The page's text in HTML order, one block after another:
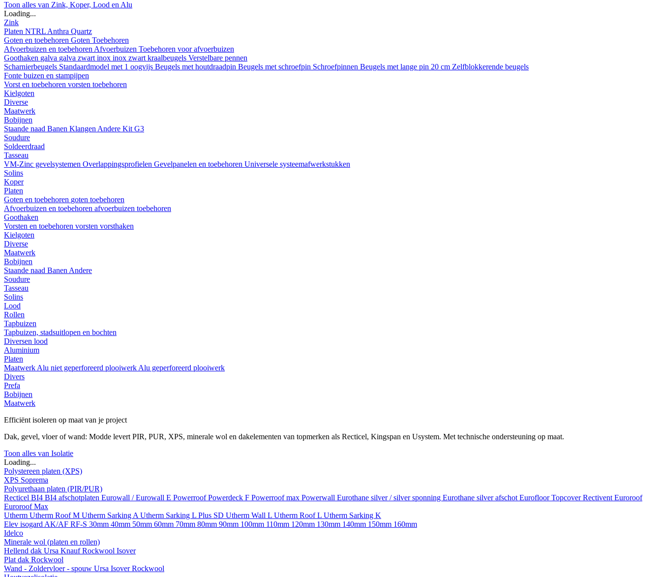
Toon alles van Zink, Koper, Lood en Alu
Loading...
Zink
Platen NTRL Anthra Quartz
Goten en toebehoren Goten Toebehoren
Afvoerbuizen en toebehoren Afvoerbuizen Toebehoren voor afvoerbuizen
Goothaken galva galva zwart inox inox zwart kraalbeugels Verstelbare pennen
Scharnierbeugels Standaardmodel met 1 oogvijs Beugels met houtdraadpin Beugels met schroefpin Schroefpinnen Beugels met lange pin 20 cm Zelfblokkerende beugels
Fonte buizen en stampijpen
Vorst en toebehoren vorsten toebehoren
Kielgoten
Diverse
Maatwerk
Bobijnen
Staande naad Banen Klangen Andere Kit G3
Soudure
Soldeerdraad
Tasseau
VM-Zinc gevelsystemen Overlappingsprofielen Gevelpanelen en toebehoren Universele systeemafwerkstukken
Solins
Koper
Platen
Goten en toebehoren goten toebehoren
Afvoerbuizen en toebehoren afvoerbuizen toebehoren
Goothaken
Vorsten en toebehoren vorsten vorsthaken
Kielgoten
Diverse
Maatwerk
Bobijnen
Staande naad Banen Andere
Soudure
Tasseau
Solins
Lood
Rollen
Tapbuizen
Tapbuizen, stadsuitlopen en bochten
Diversen lood
Aluminium
Platen
Maatwerk Alu niet geperforeerd plooiwerk Alu geperforeerd plooiwerk
Divers
Prefa
Bobijnen
Maatwerk
Efficiënt isoleren op maat van je project
Dak, gevel, vloer of wand: Modde levert PIR, PUR, XPS, minerale wol en dakelementen van topmerken als Recticel, Kingspan en Usystem. Met technische ondersteuning op maat.
Toon alles van Isolatie
Loading...
Polystereen platen (XPS)
XPS Soprema
Polyurethaan platen (PIR/PUR)
Recticel BI4 BI4 afschotplaten Eurowall / Eurowall E PowerroofPowerdeck F Powerroof max Powerwall Eurothane silver / silver sponning Eurothane silver afschot EurofloorTopcoverRectivent Euroroof
Euroroof Max
Utherm Utherm Roof M Utherm Sarking A Utherm Sarking L Plus SD Utherm Wall L Utherm Roof L Utherm Sarking K
Elev isogard AK/AF RF-S 30mm 40mm 50mm 60mm 70mm 80mm 90mm 100mm 110mm 120mm 130mm 140mm 150mm 160mm
Idelco
Minerale wol (platen en rollen)
Hellend dak Ursa KnaufRockwool Isover
Plat dak Rockwool
Wand - Zoldervloer - spouw Ursa IsoverRockwool